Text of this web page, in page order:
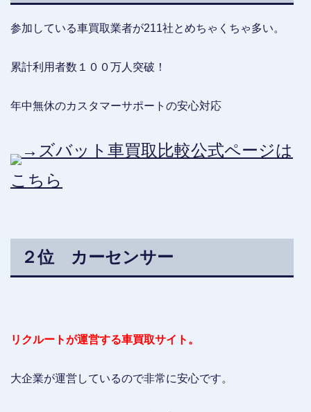
参加している車買取業者が211社とめちゃくちゃ多い。
累計利用者数１００万人突破！
年中無休のカスタマーサポートの安心対応
→ズバット車買取比較公式ページは
こちら
２位 カーセンサー
リクルートが運営する車買取サイト。
大企業が運営しているので非常に安心です。